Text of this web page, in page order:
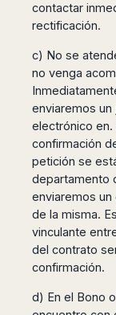
contactar
rectificación.
c) No se
no venga
enviaremos
electrónico
confirmación
petición se
departamento
enviaremos
de la misma.
vinculante
del contrato
confirmación.
d) En el Bono